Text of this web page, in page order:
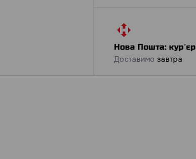
Нова Пошта: курʼєр
Доставимо завтра